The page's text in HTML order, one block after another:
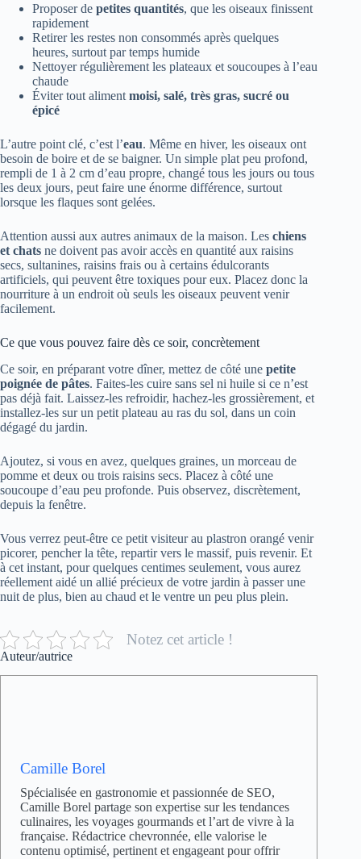
Proposer de petites quantités, que les oiseaux finissent
rapidement
Retirer les restes non consommés après quelques
heures, surtout par temps humide
Nettoyer régulièrement les plateaux et soucoupes à l’eau
chaude
Éviter tout aliment moisi, salé, très gras, sucré ou
épicé
L’autre point clé, c’est l’eau. Même en hiver, les oiseaux ont
besoin de boire et de se baigner. Un simple plat peu profond,
rempli de 1 à 2 cm d’eau propre, changé tous les jours ou tous
les deux jours, peut faire une énorme différence, surtout
lorsque les flaques sont gelées.
Attention aussi aux autres animaux de la maison. Les chiens
et chats ne doivent pas avoir accès en quantité aux raisins
secs, sultanines, raisins frais ou à certains édulcorants
artificiels, qui peuvent être toxiques pour eux. Placez donc la
nourriture à un endroit où seuls les oiseaux peuvent venir
facilement.
Ce que vous pouvez faire dès ce soir, concrètement
Ce soir, en préparant votre dîner, mettez de côté une petite
poignée de pâtes. Faites-les cuire sans sel ni huile si ce n’est
pas déjà fait. Laissez-les refroidir, hachez-les grossièrement, et
installez-les sur un petit plateau au ras du sol, dans un coin
dégagé du jardin.
Ajoutez, si vous en avez, quelques graines, un morceau de
pomme et deux ou trois raisins secs. Placez à côté une
soucoupe d’eau peu profonde. Puis observez, discrètement,
depuis la fenêtre.
Vous verrez peut-être ce petit visiteur au plastron orangé venir
picorer, pencher la tête, repartir vers le massif, puis revenir. Et
à cet instant, pour quelques centimes seulement, vous aurez
réellement aidé un allié précieux de votre jardin à passer une
nuit de plus, bien au chaud et le ventre un peu plus plein.
Notez cet article !
Auteur/autrice
Camille Borel
Spécialisée en gastronomie et passionnée de SEO,
Camille Borel partage son expertise sur les tendances
culinaires, les voyages gourmands et l’art de vivre à la
française. Rédactrice chevronnée, elle valorise le
contenu optimisé, pertinent et engageant pour offrir